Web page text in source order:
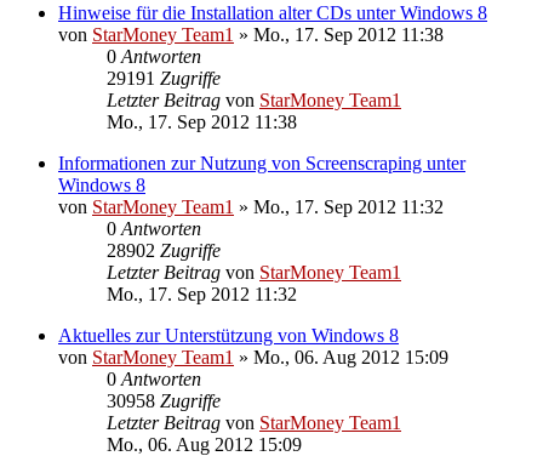
Hinweise für die Installation alter CDs unter Windows 8
von StarMoney Team1 » Mo., 17. Sep 2012 11:38
0 Antworten
29191 Zugriffe
Letzter Beitrag von StarMoney Team1
Mo., 17. Sep 2012 11:38
Informationen zur Nutzung von Screenscraping unter
Windows 8
von StarMoney Team1 » Mo., 17. Sep 2012 11:32
0 Antworten
28902 Zugriffe
Letzter Beitrag von StarMoney Team1
Mo., 17. Sep 2012 11:32
Aktuelles zur Unterstützung von Windows 8
von StarMoney Team1 » Mo., 06. Aug 2012 15:09
0 Antworten
30958 Zugriffe
Letzter Beitrag von StarMoney Team1
Mo., 06. Aug 2012 15:09